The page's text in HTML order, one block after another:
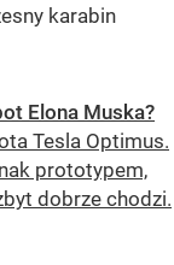
karabin
Elona Muska?
Tesla Optimus.
prototypem,
dobrze chodzi.